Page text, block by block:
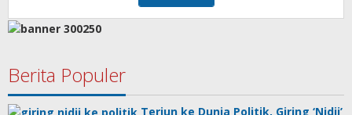
Berita Populer
Terjun ke Dunia Politik, Giring ‘Nidji’